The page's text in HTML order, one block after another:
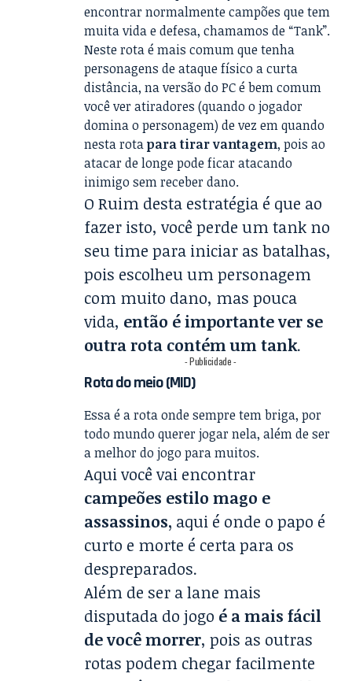
encontrar normalmente campões que tem
muita vida e defesa, chamamos de “Tank”.
Neste rota é mais comum que tenha
personagens de ataque físico a curta
distância, na versão do PC é bem comum
você ver atiradores (quando o jogador
domina o personagem) de vez em quando
nesta rotapara tirar vantagem, pois ao
atacar de longe pode ficar atacando
inimigo sem receber dano.
O Ruim desta estratégia é que ao
fazer isto, você perde um tank no
seu time para iniciar as batalhas,
pois escolheu um personagem
com muito dano, mas pouca
vida, então é importante ver se
outra rota contém um tank.
- Publicidade -
Rota do meio (MID)
Essa é a rota onde sempre tem briga, por
todo mundo querer jogar nela, além de ser
a melhor do jogo para muitos.
Aqui você vai encontrar
campeões estilo mago e
assassinos, aqui é onde o papo é
curto e morte é certa para os
despreparados.
Além de ser a lane mais
disputada do jogo é a mais fácil
de você morrer, pois as outras
rotas podem chegar facilmente